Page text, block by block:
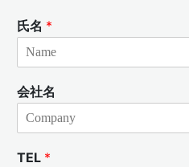
氏名 *
会社名
TEL *